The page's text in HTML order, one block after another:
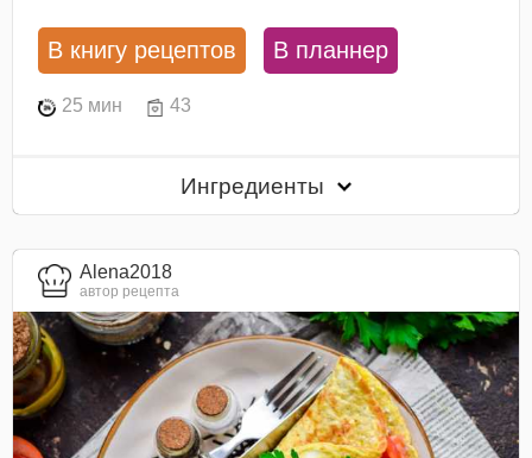
В книгу рецептов В планнер
25 мин 43
Ингредиенты
Alena2018
автор рецепта